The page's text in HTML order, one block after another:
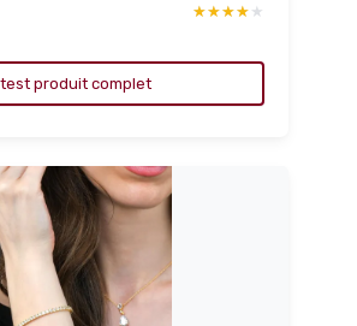
★★★★★
★★★★★
produit complet